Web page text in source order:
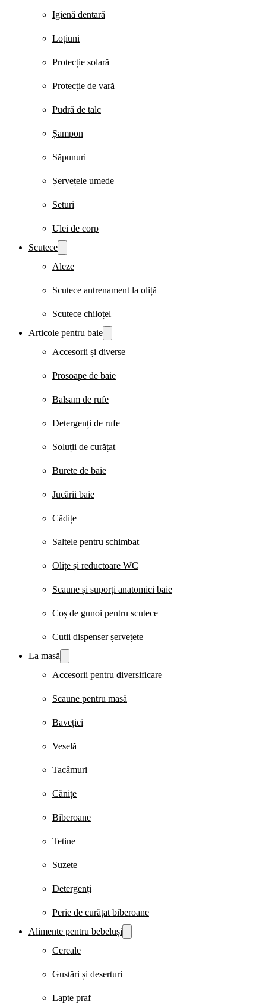
Igienă dentară
Loțiuni
Protecție solară
Protecție de vară
Pudră de talc
Șampon
Săpunuri
Șervețele umede
Seturi
Ulei de corp
Scutece
Aleze
Scutece antrenament la oliță
Scutece chiloțel
Articole pentru baie
Accesorii și diverse
Prosoape de baie
Balsam de rufe
Detergenți de rufe
Soluții de curățat
Burete de baie
Jucării baie
Cădițe
Saltele pentru schimbat
Olițe și reductoare WC
Scaune și suporți anatomici baie
Coș de gunoi pentru scutece
Cutii dispenser șervețete
La masă
Accesorii pentru diversificare
Scaune pentru masă
Bavețici
Veselă
Tacâmuri
Cănițe
Biberoane
Tetine
Suzete
Detergenți
Perie de curățat biberoane
Alimente pentru bebeluși
Cereale
Gustări și deserturi
Lapte praf